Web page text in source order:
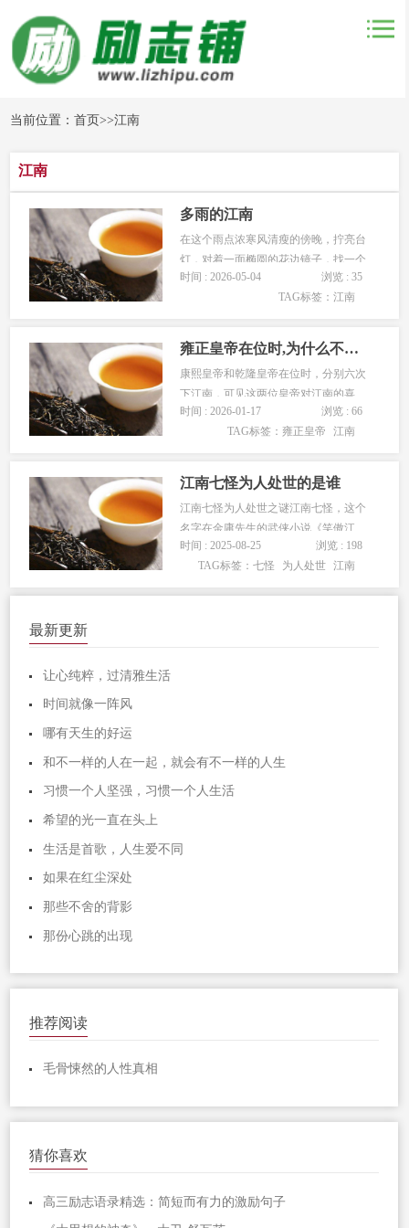
当前位置：首页>>江南
江南
多雨的江南
在这个雨点浓寒风清瘦的傍晚，拧亮台
灯，对着一面椭圆的花边镜子，找一个
清冷的角落把自己封闭。镜中的容颜青
春然而沧桑，稚嫩却又成熟。散光近视
脸庞，竟然认不清那个人是谁。在这个
孑然一身的傍晚，放肆地端详着镜中
人，...
时间 : 2026-05-04
浏览 : 35
TAG标签：江南
雍正皇帝在位时,为什么不爱下江南?
康熙皇帝和乾隆皇帝在位时，分别六次
下江南，可见这两位皇帝对江南的喜
爱。不过雍正在位时，却没有像这两位
皇帝一样，别说下六次江南就连一次都
还是十分令人好奇的，虽然雍正皇帝在
位时间只有13年，要远低于康熙皇帝
和...
时间 : 2026-01-17
浏览 : 66
TAG标签：雍正皇帝 江南
江南七怪为人处世的是谁
江南七怪为人处世之谜江南七怪，这个
名字在金庸先生的武侠小说《笑傲江
湖》中被深深地刻入了读者们的记忆。
他们是黄药师的得意弟子，身怀绝技，
时间 : 2025-08-25
浏览 : 198
TAG标签：七怪 为人处世 江南
最新更新
让心纯粹，过清雅生活
时间就像一阵风
哪有天生的好运
和不一样的人在一起，就会有不一样的人生
习惯一个人坚强，习惯一个人生活
希望的光一直在头上
生活是首歌，人生爱不同
如果在红尘深处
那些不舍的背影
那份心跳的出现
推荐阅读
毛骨悚然的人性真相
猜你喜欢
高三励志语录精选：简短而有力的激励句子